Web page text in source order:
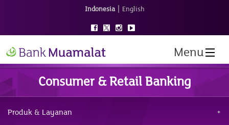
Indonesia | English
Menu
Consumer & Retail Banking
Produk & Layanan